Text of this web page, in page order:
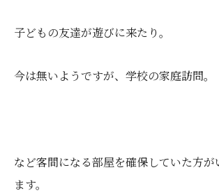
子どもの友達が遊びに来たり。
今は無いようですが、学校の家庭訪問。
など客間になる部屋を確保していた方が
ます。